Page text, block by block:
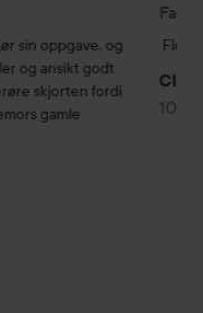
sin oppgave, og
og ansikt godt
skjorten fordi
gamle
Face
Flott
10